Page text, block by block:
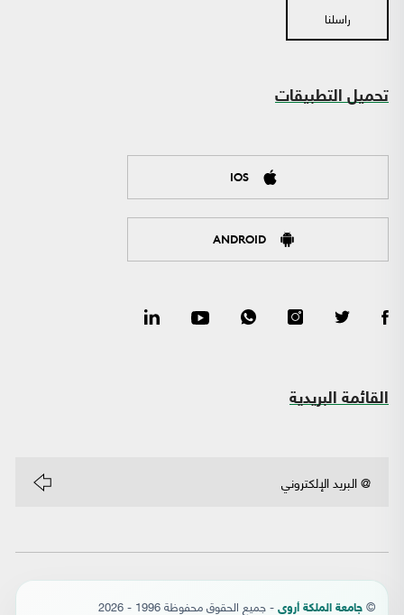
راسلنا
تحميل التطبيقات
IOS
ANDROID
القائمة البريدية
© جامعة الملكة أروى - جميع الحقوق محفوظة 1996 - 2026